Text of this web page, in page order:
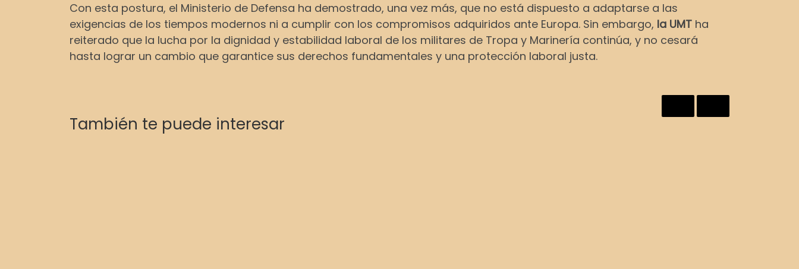
Con esta postura, el Ministerio de Defensa ha demostrado, una vez más, que no está dispuesto a adaptarse a las
exigencias de los tiempos modernos ni a cumplir con los compromisos adquiridos ante Europa. Sin embargo, la UMT ha
reiterado que la lucha por la dignidad y estabilidad laboral de los militares de Tropa y Marinería continúa, y no cesará
hasta lograr un cambio que garantice sus derechos fundamentales y una protección laboral justa.
También te puede interesar